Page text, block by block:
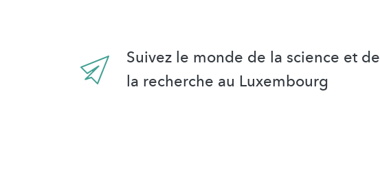
Suivez le monde de la science et de
la recherche au Luxembourg